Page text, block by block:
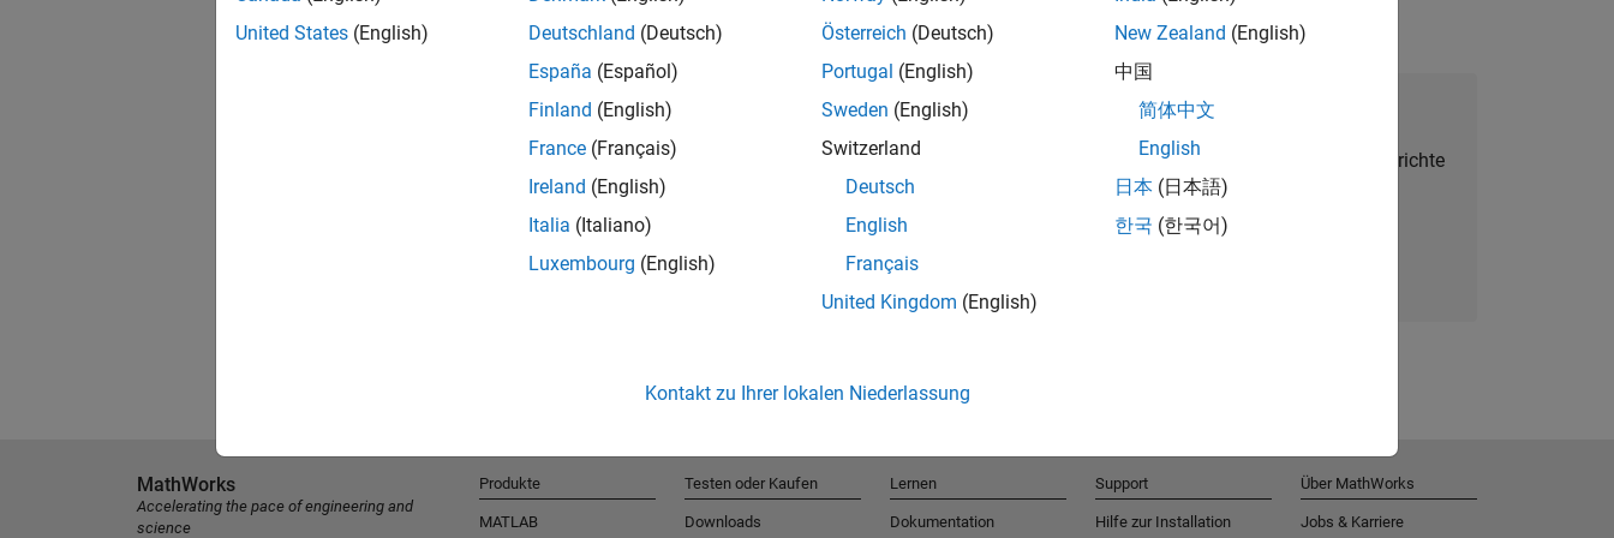
Talent Network beitreten
Erhalten Sie personalisierte Stellenangebote, Berichte
und Unternehmensneuigkeiten.
United States (English)
Deutschland (Deutsch)
España (Español)
Finland (English)
France (Français)
Ireland (English)
Italia (Italiano)
Luxembourg (English)
Österreich (Deutsch)
Portugal (English)
Sweden (English)
Switzerland
Deutsch
English
Français
United Kingdom (English)
New Zealand (English)
中国
简体中文
English
日本 (日本語)
한국 (한국어)
Kontakt zu Ihrer lokalen Niederlassung
MathWorks
Accelerating the pace of engineering and
science
Produkte
MATLAB
Testen oder Kaufen
Downloads
Lernen
Dokumentation
Support
Hilfe zur Installation
Über MathWorks
Jobs & Karriere